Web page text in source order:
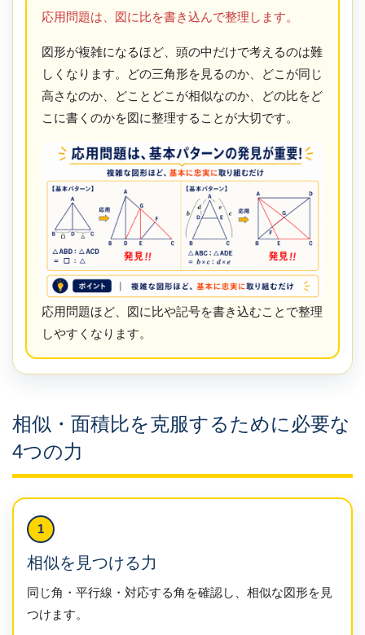
応用問題は、図に比を書き込んで整理します。
図形が複雑になるほど、頭の中だけで考えるのは難
しくなります。どの三角形を見るのか、どこが同じ
高さなのか、どことどこが相似なのか、どの比をど
こに書くのかを図に整理することが大切です。
応用問題ほど、図に比や記号を書き込むことで整理
しやすくなります。
相似・面積比を克服するために必要な
4つの力
1
相似を見つける力
同じ角・平行線・対応する角を確認し、相似な図形を見
つけます。